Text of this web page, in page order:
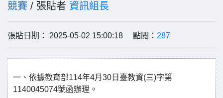
競賽 / 張貼者 資訊組長
張貼日期： 2025-05-02 15:00:18 點閱： 287
一、依據教育部114年4月30日臺教資(三)字第
1140045074號函辦理。